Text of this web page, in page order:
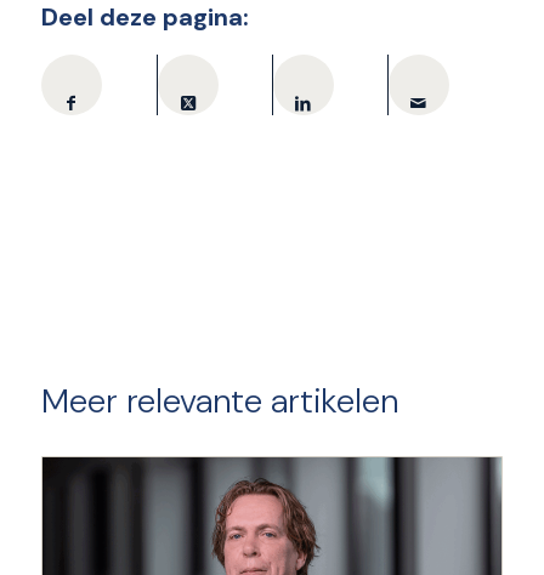
Deel deze pagina:
Meer relevante artikelen